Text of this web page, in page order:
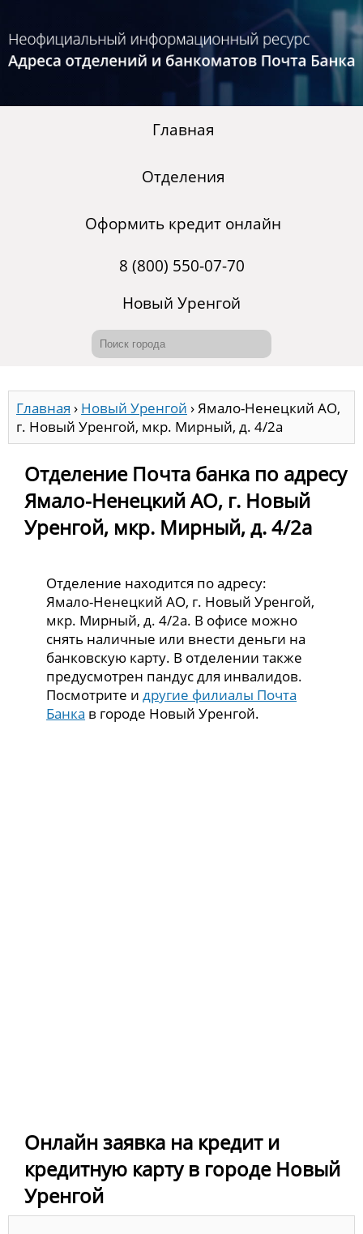
Главная
Отделения
Оформить кредит онлайн
8 (800) 550-07-70
Новый Уренгой
Главная › Новый Уренгой ›Ямало-Ненецкий АО,
г. Новый Уренгой, мкр. Мирный, д. 4/2а
Отделение Почта банка по адресу
Ямало-Ненецкий АО, г. Новый
Уренгой, мкр. Мирный, д. 4/2а
Отделение находится по адресу:
Ямало-Ненецкий АО, г. Новый Уренгой,
мкр. Мирный, д. 4/2а. В офисе можно
снять наличные или внести деньги на
банковскую карту. В отделении также
предусмотрен пандус для инвалидов.
Посмотрите идругие филиалы Почта
Банка в городе Новый Уренгой.
Онлайн заявка на кредит и
кредитную карту в городе Новый
Уренгой